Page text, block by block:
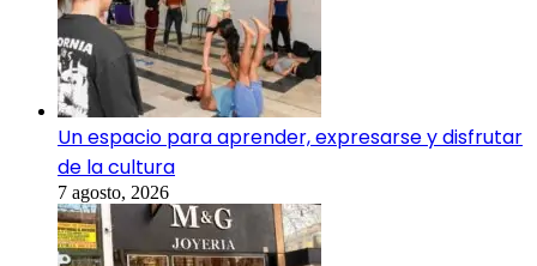
Un espacio para aprender, expresarse y disfrutar
de la cultura
7 agosto, 2026